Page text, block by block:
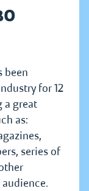
been
for 12
a great
as:
series of